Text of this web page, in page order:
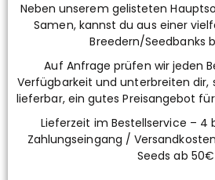
Neben unserem gelisteten
Samen, kannst du aus einer
Breedern/Seedbanks
Auf Anfrage prüfen wir jeden
Verfügbarkeit und unterbreiten dir,
lieferbar, ein gutes Preisangebot
Lieferzeit im Bestellservice – 4
Zahlungseingang /
Seeds ab 50€